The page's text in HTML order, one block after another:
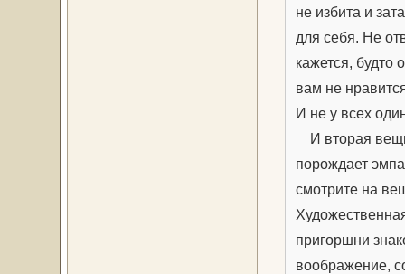
не избита и
для себя. Не
кажется, будто
вам не
И не у всех
И вторая
порождает
смотрите на
пригоршни
воображение,